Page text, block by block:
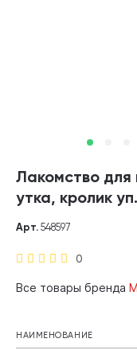
Лакомство
утка, кролик
0
Арт. 548597
Все товары бренда
НАИМЕНОВАНИЕ